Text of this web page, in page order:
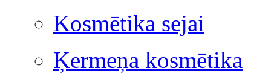
Kosmētika sejai
Ķermeņa kosmētika